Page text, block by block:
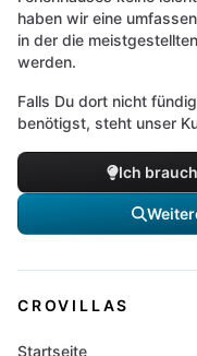
haben wir eine
in der die
werden.
Falls Du dort nicht
benötigst, steht unser
Ich
CROVILLAS
Startseite